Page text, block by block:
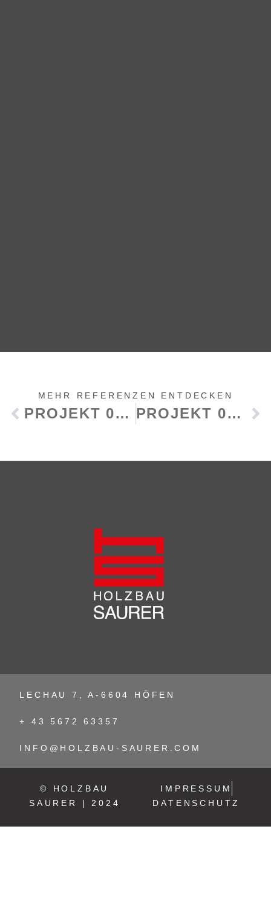
MEHR REFERENZEN ENTDECKEN
PROJEKT 05 – EINFAMILIENHAUS PROJEKT 09 – MODERNES HOLZHAUS SCHLÜSSELFERTIG
LECHAU 7, A-6604 HÖFEN
+ 43 5672 63357
INFO@HOLZBAU-SAURER.COM
© HOLZBAU
SAURER | 2024
IMPRESSUM
DATENSCHUTZ